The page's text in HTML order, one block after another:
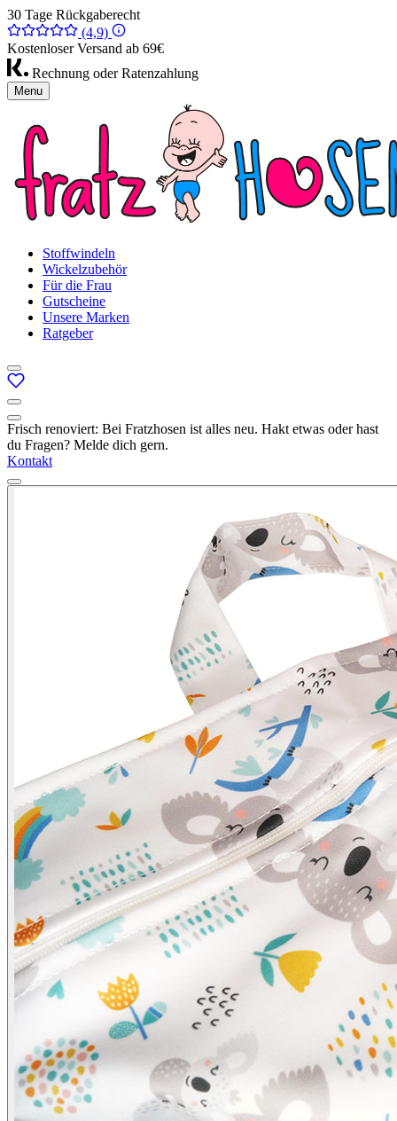
30 Tage Rückgaberecht
(4,9)
Kostenloser Versand ab 69€
Rechnung oder Ratenzahlung
Menu
Stoffwindeln
Wickelzubehör
Für die Frau
Gutscheine
Unsere Marken
Ratgeber
Frisch renoviert: Bei Fratzhosen ist alles neu. Hakt etwas oder hast
du Fragen? Melde dich gern.
Kontakt